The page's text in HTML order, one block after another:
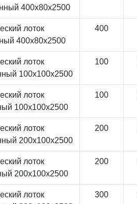
400x80x2500
лоток
400x80x2500
400
лоток
100x100x2500
100
лоток
100x100x2500
100
лоток
200x100x2500
200
лоток
200x100x2500
200
лоток
300